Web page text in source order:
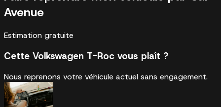
Avenue
Estimation gratuite
Cette Volkswagen T-Roc vous plaît ?
Nous reprenons votre véhicule actuel sans engagement.